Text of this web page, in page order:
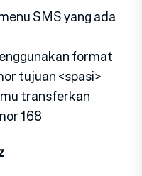
SMS yang ada
format
tujuan <spasi>
transferkan
168